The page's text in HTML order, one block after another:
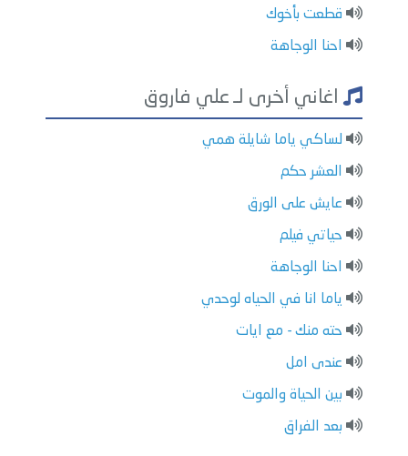
قطعت بأخوك
احنا الوجاهة
اغاني أخرى لـ علي فاروق
لساكي ياما شايلة همي
العشر حكم
عايش على الورق
حياتي فيلم
احنا الوجاهة
ياما انا في الحياه لوحدي
حته منك - مع ايات
عندى امل
بين الحياة والموت
بعد الفراق